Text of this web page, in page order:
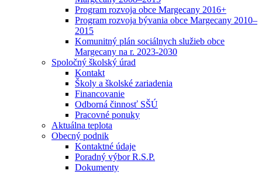
Program rozvoja obce Margecany 2016+
Program rozvoja bývania obce Margecany 2010–
2015
Komunitný plán sociálnych služieb obce
Margecany na r. 2023-2030
Spoločný školský úrad
Kontakt
Školy a školské zariadenia
Financovanie
Odborná činnosť SŠÚ
Pracovné ponuky
Aktuálna teplota
Obecný podnik
Kontaktné údaje
Poradný výbor R.S.P.
Dokumenty